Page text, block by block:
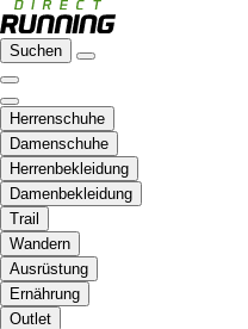
Suchen
Herrenschuhe
Damenschuhe
Herrenbekleidung
Damenbekleidung
Trail
Wandern
Ausrüstung
Ernährung
Outlet